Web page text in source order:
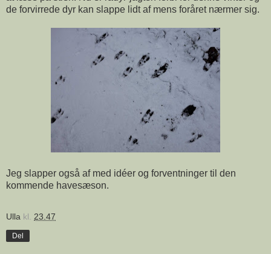
de forvirrede dyr kan slappe lidt af mens foråret nærmer sig.
Jeg slapper også af med idéer og forventninger til den
kommende havesæson.
Ulla kl. 23.47
Del